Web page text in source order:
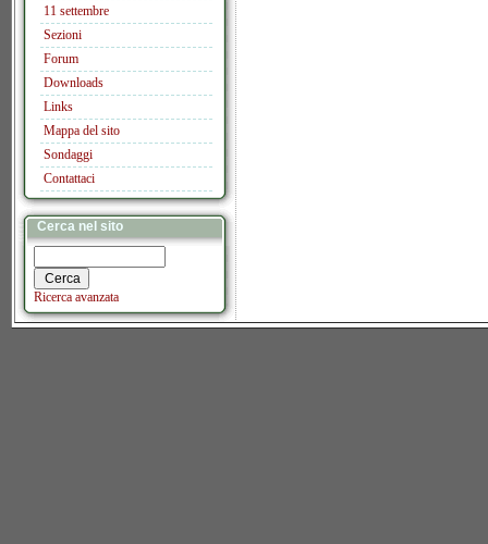
11 settembre
Sezioni
Forum
Downloads
Links
Mappa del sito
Sondaggi
Contattaci
Cerca nel sito
Ricerca avanzata